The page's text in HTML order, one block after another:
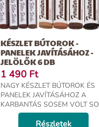
KÉSZLET BÚTOROK -
PANELEK JAVÍTÁSÁHOZ -
JELÖLŐK 6 DB
1 490 Ft
NAGY KÉSZLET BÚTOROK ÉS
PANELEK JAVÍTÁSÁHOZ A
KARBANTÁS SOSEM VOLT SO
EGYSZERŰ - a kisebb sérülések,
karcolások a felületen mostantól
Részletek